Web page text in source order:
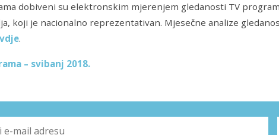
dobiveni su elektronskim mjerenjem gledanosti TV
koji je nacionalno reprezentativan. Mjesečne analize
.
– svibanj 2018.